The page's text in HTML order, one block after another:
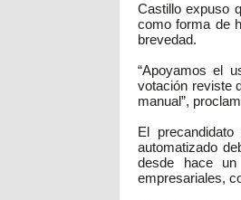
Castillo expuso
como forma de
brevedad.
“Apoyamos el
votación reviste
manual”,
El
automatizado
desde hace
empresariales,